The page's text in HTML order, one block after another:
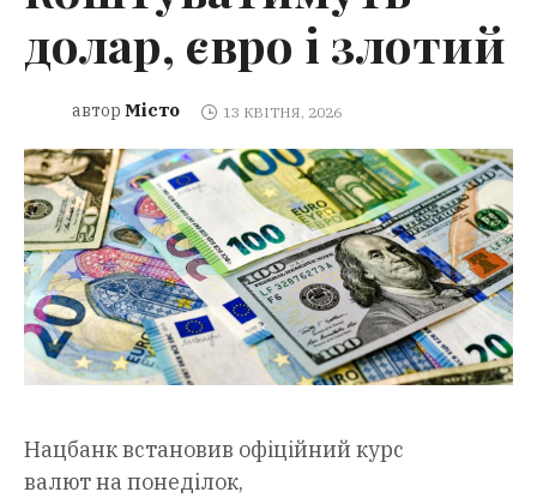
долар, євро і злотий
автор Місто 13 КВІТНЯ, 2026
Нацбанк встановив офіційний курс
валют на понеділок,